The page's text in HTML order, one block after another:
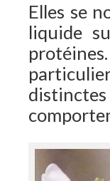
Elles se
liquide